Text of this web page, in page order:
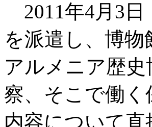
2011年4月3日
を派遣し、博
アルメニア歴
察、そこで働く
内容について